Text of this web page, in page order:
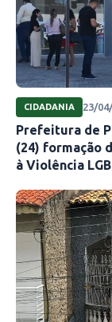
CIDADANIA 23/
Prefeitura de
(24) formação
à Violência